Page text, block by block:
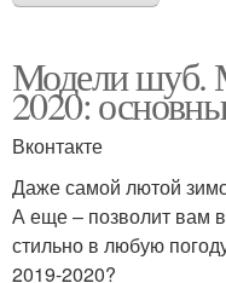
Модели шуб.
2020:
Вконтакте
Даже самой лютой
А еще – позволит вам
стильно в любую
2019-2020?